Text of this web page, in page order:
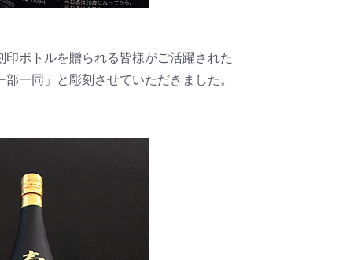
印ボトルを贈られる皆様がご活躍された
部一同」と彫刻させていただきました。